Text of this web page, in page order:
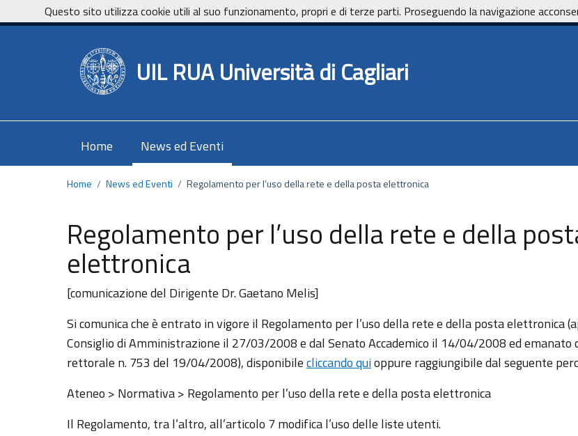
Vai ai contenuti
Vai al footer UniCa - Università degli studi di Cagliari
UIL RUA Università di Cagliari
Home News ed Eventi
Home / News ed Eventi / Regolamento per l’uso della rete e della posta elettronica
Regolamento per l’uso della rete e della
elettronica
[comunicazione del Dirigente Dr. Gaetano Melis]
Si comunica che è entrato in vigore il Regolamento per l’uso della rete e della posta elettronica
Consiglio di Amministrazione il 27/03/2008 e dal Senato Accademico il 14/04/2008 ed emanato
rettorale n. 753 del 19/04/2008), disponibilecliccando quioppure raggiungibile dal seguente
Ateneo > Normativa > Regolamento per l’uso della rete e della posta elettronica
Il Regolamento, tra l’altro, all’articolo 7 modifica l’uso delle liste utenti.
Questo sito utilizza cookie utili al suo funzionamento, propri e di terze parti. Proseguendo la navigazione